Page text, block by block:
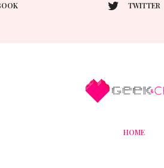
TWITTER
HOME